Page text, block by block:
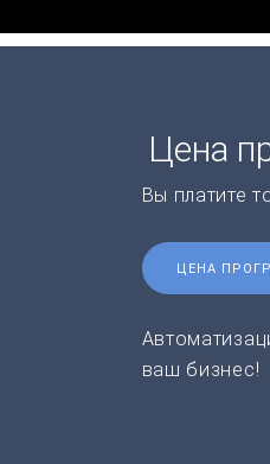
Цена
Вы платите
ЦЕНА
ваш бизнес!